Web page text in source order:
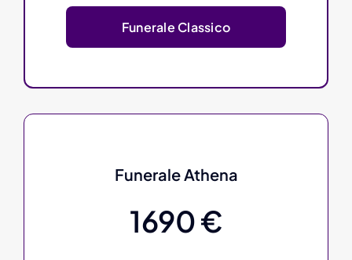
Funerale Classico
Funerale Athena
1690 €